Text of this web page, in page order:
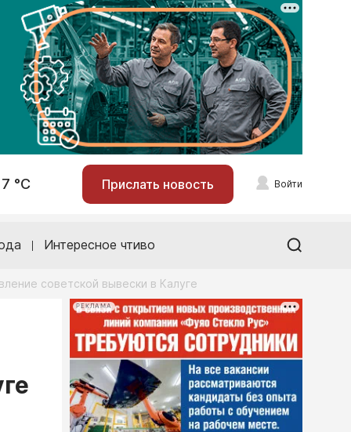
°С Прислать новость Войти
Интересное чтиво
советской вывески в Калуге
РЕКЛАМА